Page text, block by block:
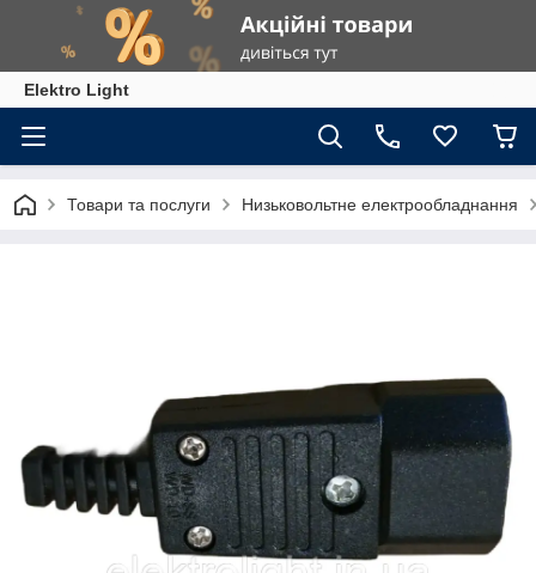
Elektro Light
Товари та послуги Низьковольтне електрообладнання